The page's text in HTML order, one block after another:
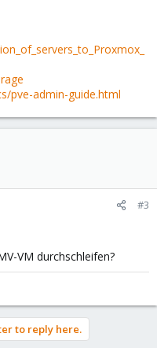
pve-admin-guide.html
#3
VM durchschleifen?
to reply here.